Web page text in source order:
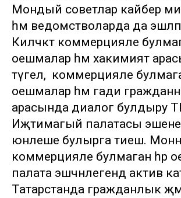
Мондый советлар кайбер
һәм ведомстволарда да эшләп
Киләчәктә коммерцияле
оешмалар һәм хакимият
түгел, ә коммерцияле
оешмалар һәм гади
арасында диалог булдыру
Иҗтимагый палатасы
юнәлеше булырга тиеш.
коммерцияле булмаган һәр
палата эшчәнлегендә актив
Татарстанда гражданлык